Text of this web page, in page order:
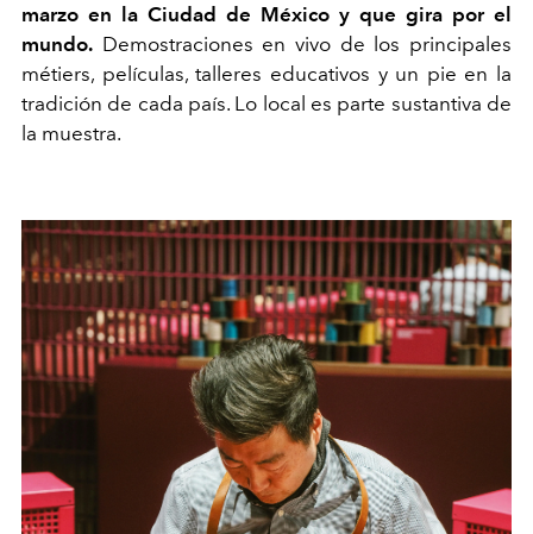
marzo en la Ciudad de México y que gira por el
mundo. Demostraciones en vivo de los principales
métiers, películas, talleres educativos y un pie en la
tradición de cada país. Lo local es parte sustantiva de
la muestra.